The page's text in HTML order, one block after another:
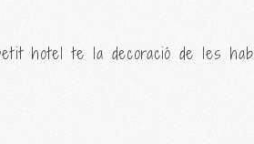
hotel te la decoració de les